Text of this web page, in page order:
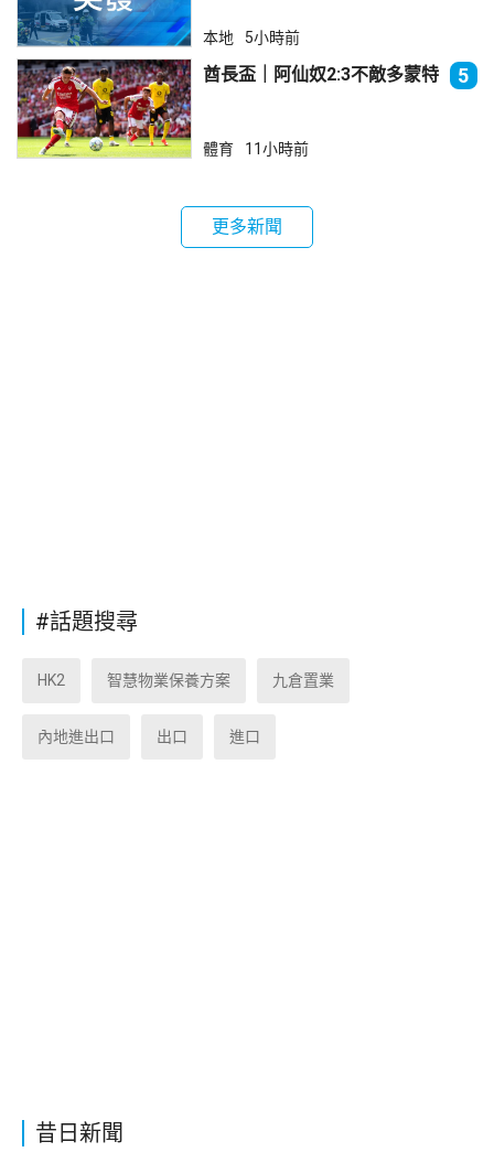
昔日新聞
本地 5小時前
酋長盃｜阿仙奴2:3不敵多蒙特 5
體育 11小時前
更多新聞
#話題搜尋
HK2 智慧物業保養方案 九倉置業
內地進出口 出口 進口